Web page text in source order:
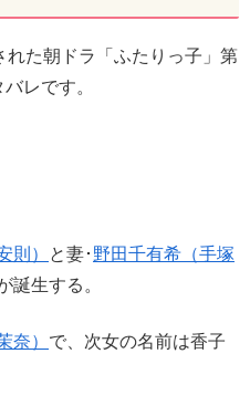
れた朝ドラ「ふたりっ子」第
レです。
則） と妻･ 野田千有希（手塚
誕生する。
奈） で、次女の名前は香子